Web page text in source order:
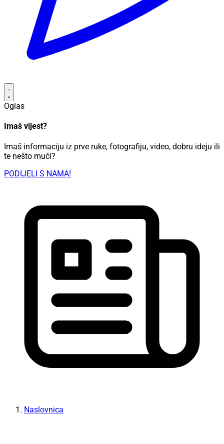
Oglas
Imaš vijest?
Imaš informaciju iz prve ruke, fotografiju, video, dobru ideju ili
te nešto muči?
PODIJELI S NAMA!
Naslovnica